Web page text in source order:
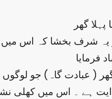
پہلا گھر
یہ شرف بخشا کہ اس میں
ہے ۔ اس میں کھلی